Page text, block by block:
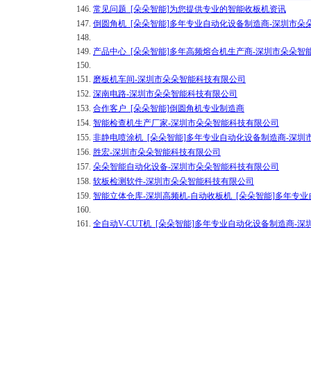
146. 常见问题_[朵朵智能]为您提供专业的智能收板机资讯
147. 倒圆角机_[朵朵智能]多年专业自动化设备制造商-深圳市朵
148.
149. 产品中心_[朵朵智能]多年高频熔合机生产商-深圳市朵朵智
150.
151. 磨板机车间-深圳市朵朵智能科技有限公司
152. 深南电路-深圳市朵朵智能科技有限公司
153. 合作客户_[朵朵智能]倒圆角机专业制造商
154. 智能检查机生产厂家-深圳市朵朵智能科技有限公司
155. 非静电喷涂机_[朵朵智能]多年专业自动化设备制造商-深圳
156. 胜宏-深圳市朵朵智能科技有限公司
157. 朵朵智能自动化设备-深圳市朵朵智能科技有限公司
158. 软板检测软件-深圳市朵朵智能科技有限公司
159. 智能立体仓库-深圳高频机-自动收板机_[朵朵智能]多年专
160.
161. 全自动V-CUT机_[朵朵智能]多年专业自动化设备制造商-深